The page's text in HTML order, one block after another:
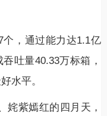
，通过能力达1.1亿
吐量40.33万标箱，
水平。
姹紫嫣红的四月天，